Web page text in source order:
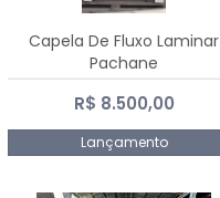
Capela De Fluxo Laminar
Pachane
R$ 8.500,00
Lançamento